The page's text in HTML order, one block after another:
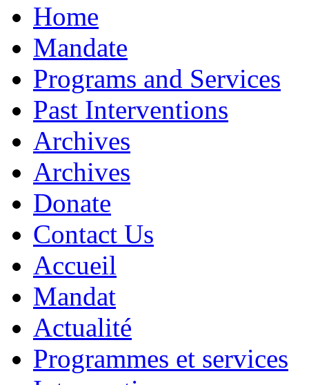
Home
Mandate
Programs and Services
Past Interventions
Archives
Archives
Donate
Contact Us
Accueil
Mandat
Actualité
Programmes et services